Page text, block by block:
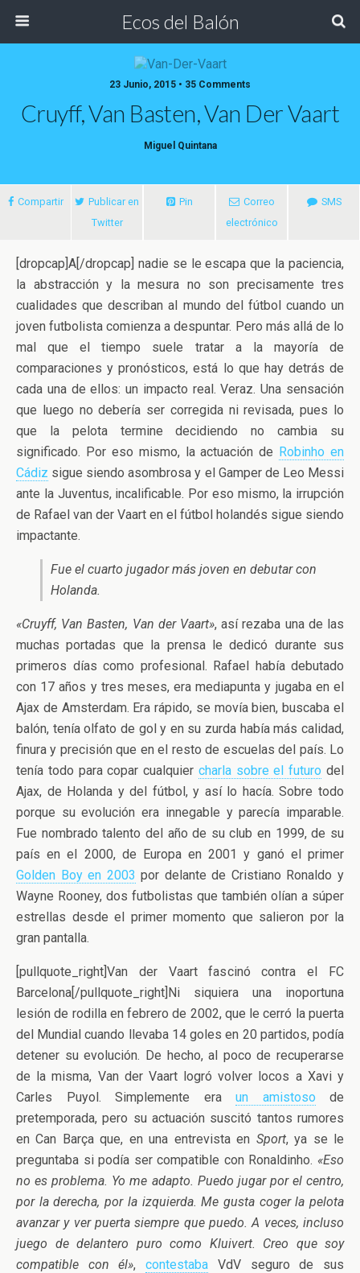
Ecos del Balón
23 Junio, 2015 • 35 Comments
Cruyff, Van Basten, Van Der Vaart
Miguel Quintana
Compartir
Publicar en
Twitter
Pin
Correo
electrónico
SMS
[dropcap]A[/dropcap] nadie se le escapa que la paciencia,
la abstracción y la mesura no son precisamente tres
cualidades que describan al mundo del fútbol cuando un
joven futbolista comienza a despuntar. Pero más allá de lo
mal que el tiempo suele tratar a la mayoría de
comparaciones y pronósticos, está lo que hay detrás de
cada una de ellos: un impacto real. Veraz. Una sensación
que luego no debería ser corregida ni revisada, pues lo
que la pelota termine decidiendo no cambia su
significado. Por eso mismo, la actuación de Robinho en
Cádiz sigue siendo asombrosa y el Gamper de Leo Messi
ante la Juventus, incalificable. Por eso mismo, la irrupción
de Rafael van der Vaart en el fútbol holandés sigue siendo
impactante.
Fue el cuarto jugador más joven en debutar con
Holanda.
«Cruyff, Van Basten, Van der Vaart», así rezaba una de las
muchas portadas que la prensa le dedicó durante sus
primeros días como profesional. Rafael había debutado
con 17 años y tres meses, era mediapunta y jugaba en el
Ajax de Amsterdam. Era rápido, se movía bien, buscaba el
balón, tenía olfato de gol y en su zurda había más calidad,
finura y precisión que en el resto de escuelas del país. Lo
tenía todo para copar cualquier charla sobre el futuro del
Ajax, de Holanda y del fútbol, y así lo hacía. Sobre todo
porque su evolución era innegable y parecía imparable.
Fue nombrado talento del año de su club en 1999, de su
país en el 2000, de Europa en 2001 y ganó el primer
Golden Boy en 2003 por delante de Cristiano Ronaldo y
Wayne Rooney, dos futbolistas que también olían a súper
estrellas desde el primer momento que salieron por la
gran pantalla.
[pullquote_right]Van der Vaart fascinó contra el FC
Barcelona[/pullquote_right]Ni siquiera una inoportuna
lesión de rodilla en febrero de 2002, que le cerró la puerta
del Mundial cuando llevaba 14 goles en 20 partidos, podía
detener su evolución. De hecho, al poco de recuperarse
de la misma, Van der Vaart logró volver locos a Xavi y
Carles Puyol. Simplemente era un amistoso de
pretemporada, pero su actuación suscitó tantos rumores
en Can Barça que, en una entrevista en Sport, ya se le
preguntaba si podía ser compatible con Ronaldinho. «Eso
no es problema. Yo me adapto. Puedo jugar por el centro,
por la derecha, por la izquierda. Me gusta coger la pelota
avanzar y ver puerta siempre que puedo. A veces, incluso
juego de delantero puro como Kluivert. Creo que soy
compatible con él»,contestaba VdV seguro de sus